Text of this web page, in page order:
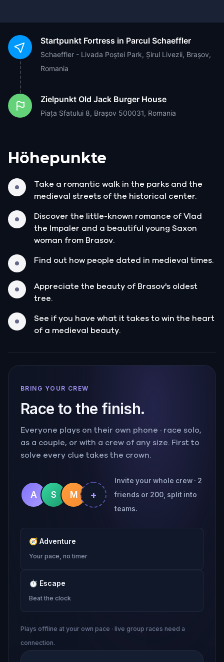
Startpunkt Fortress in Parcul Schaeffler
Schaeffler - Livada Poștei Park, Șirul Livezii, Brașov,
Romania
Zielpunkt Old Jack Burger House
Piața Sfatului 8, Brașov 500031, Romania
Höhepunkte
Take a romantic walk in the parks and the
medieval streets of the historical center.
Discover the little-known romance of Vlad
the Impaler and a beautiful young Saxon
woman from Brasov.
Find out how people dated in medieval times.
Appreciate the beauty of Brasov's oldest
tree.
See if you have what it takes to win the heart
of a medieval beauty.
BRING YOUR CREW
Race to the finish.
Everyone plays on their own phone · race solo,
as a couple, or with a crew of any size. First to
solve every clue takes the crown.
A S M +
Invite your whole crew · 2
friends or 200, split into
teams.
🧭 Adventure
Your pace, no timer
⏱ Escape
Beat the clock
Plays offline at your own pace · live group races need a
connection.